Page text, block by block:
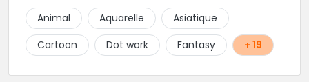
Animal
Aquarelle
Asiatique
Cartoon
Dot work Fantasy + 19